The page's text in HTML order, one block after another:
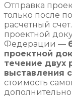
Отправка
только после
расчетный
проектной
Федерации —
проектной
течение двух
выставления
стоимость